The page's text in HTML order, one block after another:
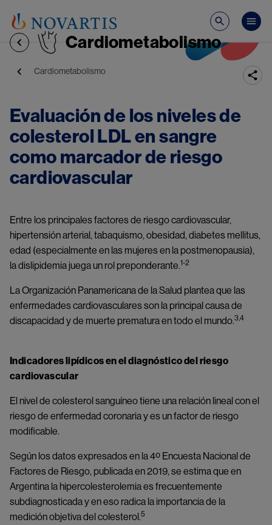
Cardiometabolismo
Ruta de navegación
Cardiometabolismo
Evaluación de los niveles de
colesterol LDL en sangre
como marcador de riesgo
cardiovascular
Entre los principales factores de riesgo cardiovascular,
hipertensión arterial, tabaquismo, obesidad, diabetes mellitus,
edad (especialmente en las mujeres en la postmenopausia),
la dislipidemia juega un rol preponderante.1-2
La Organización Panamericana de la Salud plantea que las
enfermedades cardiovasculares son la principal causa de
discapacidad y de muerte prematura en todo el mundo.3,4
Indicadores lipídicos en el diagnóstico del riesgo
cardiovascular
El nivel de colesterol sanguíneo tiene una relación lineal con el
riesgo de enfermedad coronaria y es un factor de riesgo
modificable.
Según los datos expresados en la 4º Encuesta Nacional de
Factores de Riesgo, publicada en 2019, se estima que en
Argentina la hipercolesterolemia es frecuentemente
subdiagnosticada y en eso radica la importancia de la
medición objetiva del colesterol.5